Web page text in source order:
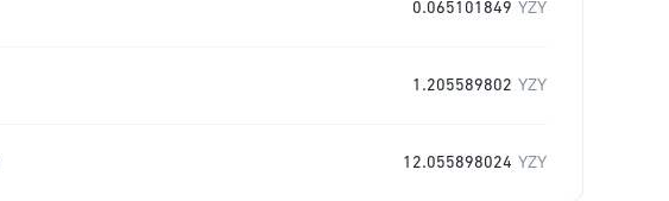
0.065101849 YZY
1.205589802 YZY
12.055898024 YZY